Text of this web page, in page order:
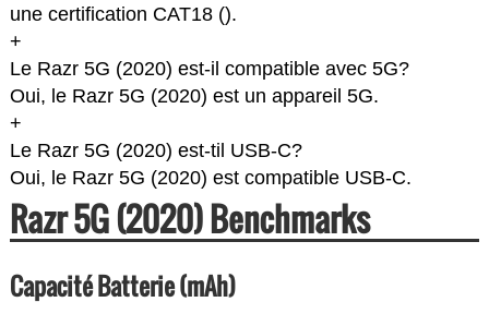
une certification CAT18 ().
+
Le Razr 5G (2020) est-il compatible avec 5G?
Oui, le Razr 5G (2020) est un appareil 5G.
+
Le Razr 5G (2020) est-til USB-C?
Oui, le Razr 5G (2020) est compatible USB-C.
Razr 5G (2020) Benchmarks
Capacité Batterie (mAh)